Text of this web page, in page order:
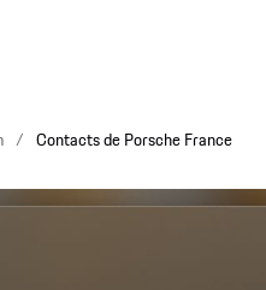
Contacts de Porsche France